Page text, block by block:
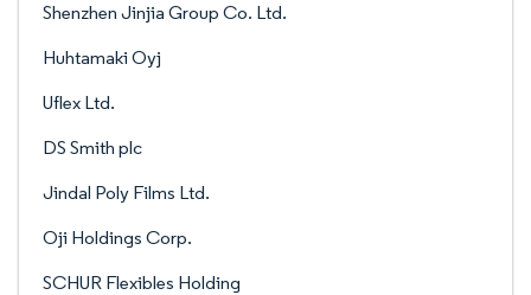
Shenzhen Jinjia Group Co. Ltd.
Huhtamaki Oyj
Uflex Ltd.
DS Smith plc
Jindal Poly Films Ltd.
Oji Holdings Corp.
SCHUR Flexibles Holding